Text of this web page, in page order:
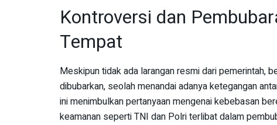
Kontroversi dan
Tempat
Meskipun tidak ada larangan resmi dari pemerintah,
dibubarkan, seolah menandai adanya ketegangan
ini menimbulkan pertanyaan mengenai kebebasan
keamanan seperti TNI dan Polri terlibat dalam